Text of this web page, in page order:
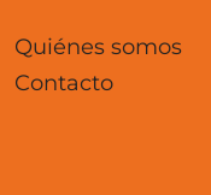
Quiénes somos
Contacto